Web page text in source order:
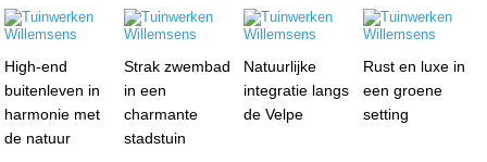
High-end
buitenleven in
harmonie met
de natuur
Strak zwembad
in een
charmante
stadstuin
Natuurlijke
integratie langs
de Velpe
Rust en luxe in
een groene
setting